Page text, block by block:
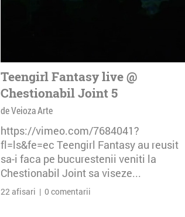
Teengirl Fantasy live @
Chestionabil Joint 5
de Veioza Arte
https://vimeo.com/7684041?
fl=ls&fe=ec Teengirl Fantasy au reusit
sa-i faca pe bucurestenii veniti la
Chestionabil Joint sa viseze...
22 afisari | 0 comentarii